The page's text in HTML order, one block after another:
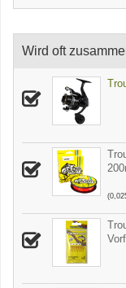
Wird oft